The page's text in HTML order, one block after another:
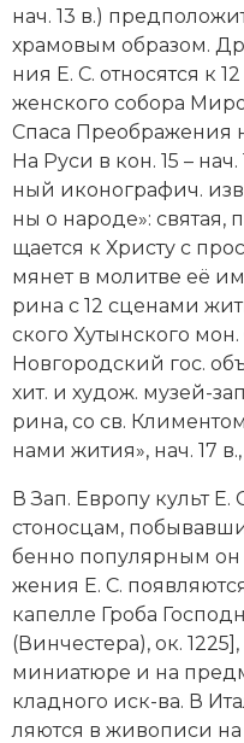
нач. 13 в.)
хра­мо­вым об­ра­зом.
ния Е. С. от­но­сят­ся к
жен­ско­го со­бо­ра
Спа­са Пре­об­ра­же­ния
На Ру­си в кон. 15 –
ный ико­но­гра­фич.
ны о на­ро­де»: свя­тая,
ща­ет­ся к Хри­сту с
мя­нет в мо­лит­ве её
ри­на с 12 сце­на­ми
ско­го Ху­тын­ско­го мон.
Нов­го­род­ский гос.
хит. и ху­дож. му­зей-
ри­на, со св.
на­ми жи­тия», нач. 17
В Зап. Ев­ро­пу культ
сто­нос­цам,
бен­но по­пу­ляр­ным
же­ния Е. С.
ка­пел­ле Гро­ба
(Вин­че­сте­ра), ок.
ми­ниа­тю­ре и на
клад­но­го иск-ва. В
ля­ют­ся в жи­во­пи­си на